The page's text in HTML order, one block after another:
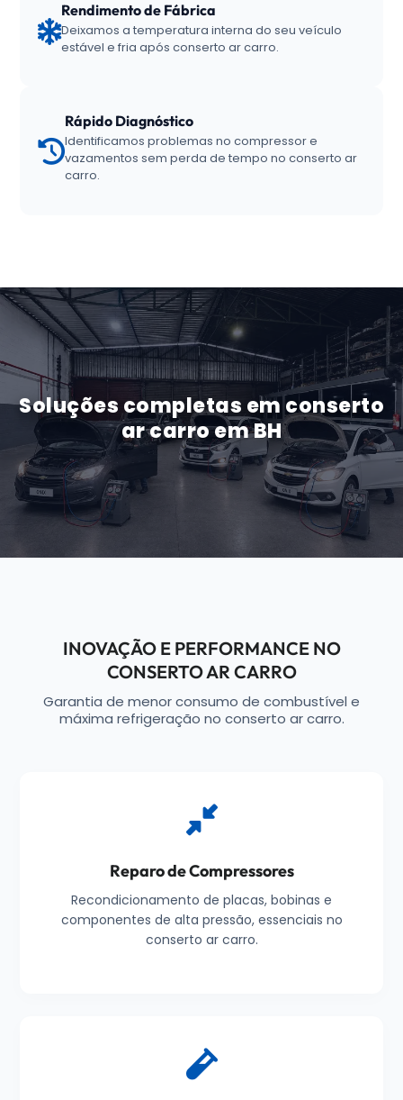
Rendimento de Fábrica
Deixamos a temperatura interna do seu veículo
estável e fria após conserto ar carro.
Rápido Diagnóstico
Identificamos problemas no compressor e
vazamentos sem perda de tempo no conserto ar
carro.
Soluções completas em conserto
ar carro em BH
INOVAÇÃO E PERFORMANCE NO
CONSERTO AR CARRO
Garantia de menor consumo de combustível e
máxima refrigeração no conserto ar carro.
Reparo de Compressores
Recondicionamento de placas, bobinas e
componentes de alta pressão, essenciais no
conserto ar carro.